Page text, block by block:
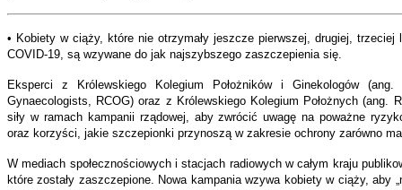
• Kobiety w ciąży, które nie otrzymały jeszcze pierwszej, drugiej,
COVID-19, są wzywane do jak najszybszego zaszczepienia się.
Eksperci z Królewskiego Kolegium Położników i Ginekologów
Gynaecologists, RCOG) oraz z Królewskiego Kolegium Położnych (ang.
siły w ramach kampanii rządowej, aby zwrócić uwagę na poważne
oraz korzyści, jakie szczepionki przynoszą w zakresie ochrony zarówno
W mediach społecznościowych i stacjach radiowych w całym kraju
które zostały zaszczepione. Nowa kampania wzywa kobiety w ciąży, aby